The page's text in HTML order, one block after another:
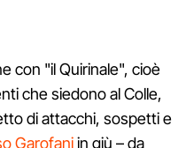
con "il Quirinale", cioè
che siedono al Colle,
di attacchi, sospetti e
Garofaniin giù – da